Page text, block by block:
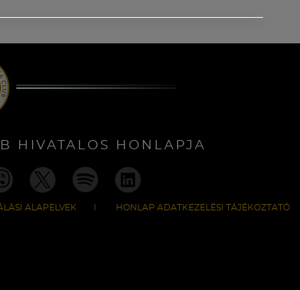
HIVATALOS HONLAPJA
ALAPELVEK HONLAP ADATKEZELÉSI TÁJÉKOZTATÓ